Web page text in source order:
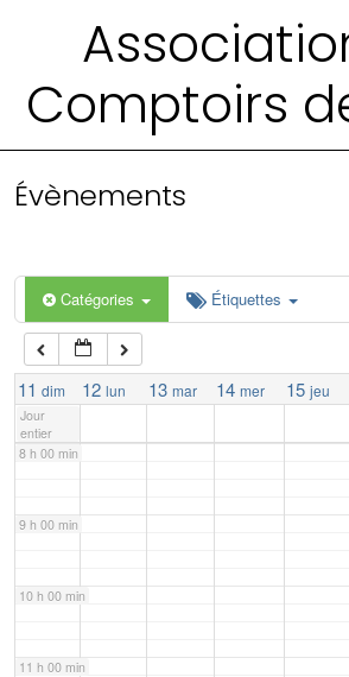
Comptoirs
Évènements
Catégories Étiquettes
11 dim 12 lun 13 mar 14 mer 15 jeu
Jour
entier
3 h 00 min
6 h 00 min
7 h 00 min
8 h 00 min
9 h 00 min
10 h 00 min
11 h 00 min